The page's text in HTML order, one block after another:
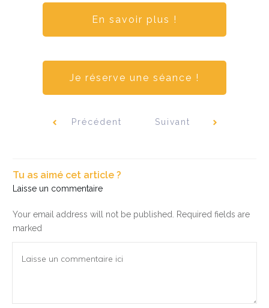
En savoir plus !
Je réserve une séance !
Précédent Suivant
Tu as aimé cet article ?
Laisse un commentaire
Your email address will not be published.
Required fields are
marked